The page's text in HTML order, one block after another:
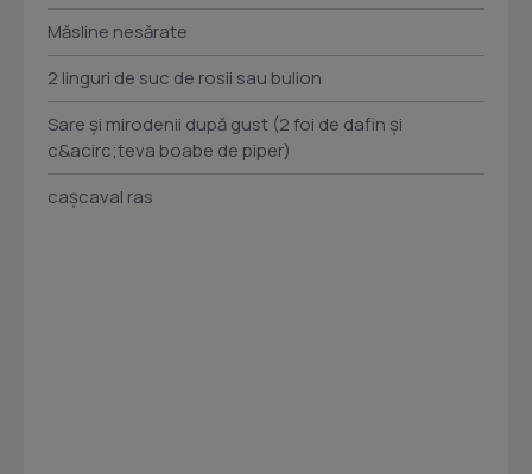
Măsline nesărate
2 linguri de suc de rosii sau bulion
Sare şi mirodenii după gust (2 foi de dafin şi
c&acirc;teva boabe de piper)
caşcaval ras